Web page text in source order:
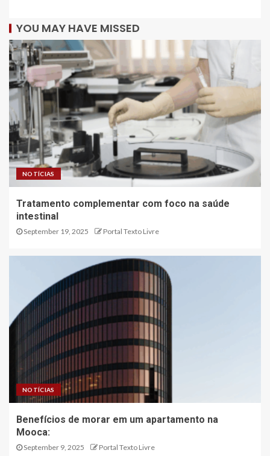
YOU MAY HAVE MISSED
NOTÍCIAS
Tratamento complementar com foco na saúde
intestinal
September 19, 2025 Portal Texto Livre
NOTÍCIAS
Benefícios de morar em um apartamento na
Mooca:
September 9, 2025 Portal Texto Livre